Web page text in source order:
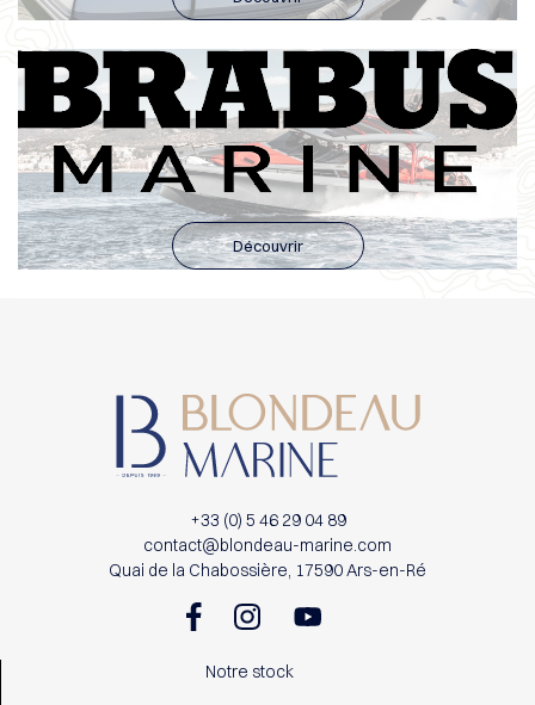
Découvrir
+33 (0) 5 46 29 04 89
contact@blondeau-marine.com
Quai de la Chabossière, 17590 Ars-en-Ré
Notre stock